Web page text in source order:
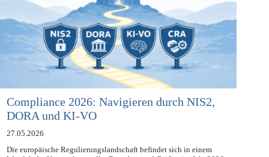
Compliance 2026: Navigieren durch NIS2,
DORA und KI-VO
27.05.2026